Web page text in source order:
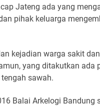
Jateng ada yang
pihak keluarga
kejadian warga sakit
yang ditakutkan ada
sawah.
Balai Arkelogi Bandung